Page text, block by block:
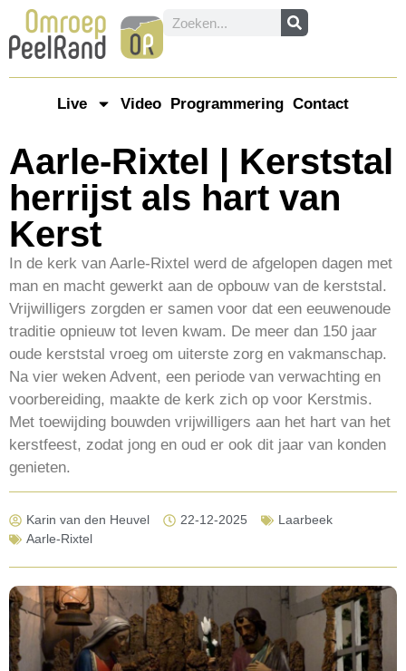
Live Video Programmering Contact
Aarle-Rixtel | Kerststal
herrijst als hart van
Kerst
In de kerk van Aarle-Rixtel werd de afgelopen dagen met
man en macht gewerkt aan de opbouw van de kerststal.
Vrijwilligers zorgden er samen voor dat een eeuwenoude
traditie opnieuw tot leven kwam. De meer dan 150 jaar
oude kerststal vroeg om uiterste zorg en vakmanschap.
Na vier weken Advent, een periode van verwachting en
voorbereiding, maakte de kerk zich op voor Kerstmis.
Met toewijding bouwden vrijwilligers aan het hart van het
kerstfeest, zodat jong en oud er ook dit jaar van konden
genieten.
Karin van den Heuvel 22-12-2025
Laarbeek
Aarle-Rixtel